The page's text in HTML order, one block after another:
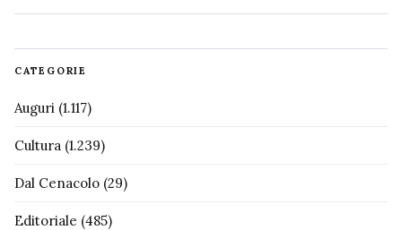
CATEGORIE
Auguri (1.117)
Cultura (1.239)
Dal Cenacolo (29)
Editoriale (485)